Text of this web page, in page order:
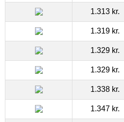
1.313 kr.
1.319 kr.
1.329 kr.
1.329 kr.
1.338 kr.
1.347 kr.